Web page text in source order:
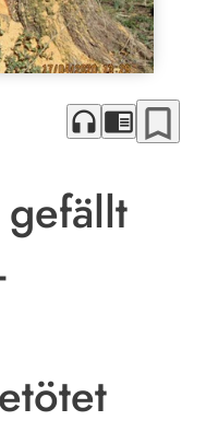
headphones chrome_reader_mode bookmark_border